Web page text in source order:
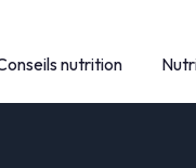
nutrition